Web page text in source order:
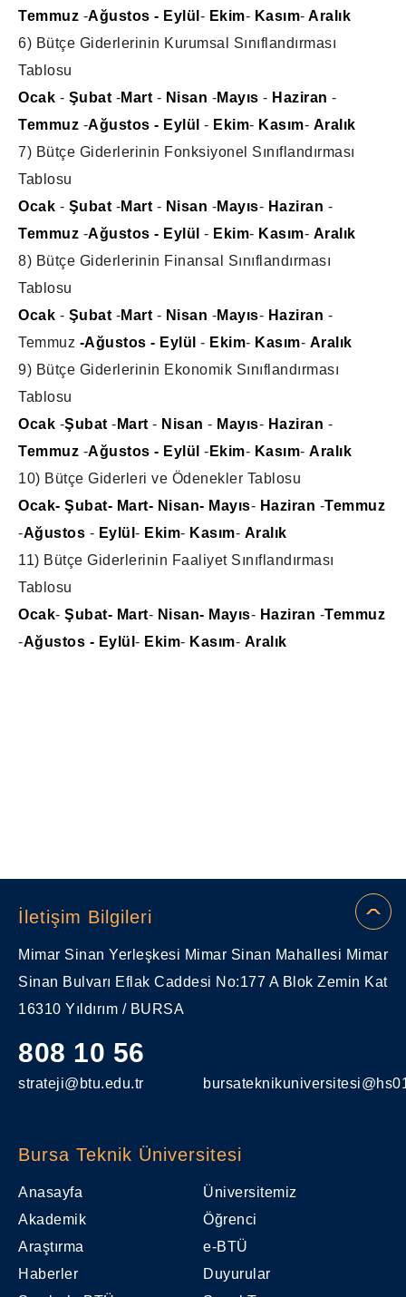
Temmuz -Ağustos - Eylül - Ekim- Kasım- Aralık
6) Bütçe Giderlerinin Kurumsal Sınıflandırması
Tablosu
Ocak - Şubat -Mart - Nisan -Mayıs - Haziran -
Temmuz -Ağustos - Eylül - Ekim- Kasım- Aralık
7) Bütçe Giderlerinin Fonksiyonel Sınıflandırması
Tablosu
Ocak - Şubat -Mart - Nisan -Mayıs- Haziran -
Temmuz -Ağustos - Eylül - Ekim- Kasım- Aralık
8) Bütçe Giderlerinin Finansal Sınıflandırması
Tablosu
Ocak - Şubat -Mart - Nisan -Mayıs- Haziran -
Temmuz -Ağustos - Eylül - Ekim- Kasım- Aralık
9) Bütçe Giderlerinin Ekonomik Sınıflandırması
Tablosu
Ocak -Şubat - Mart - Nisan - Mayıs- Haziran -
Temmuz -Ağustos - Eylül - Ekim- Kasım- Aralık
10) Bütçe Giderleri ve Ödenekler Tablosu
Ocak- Şubat- Mart- Nisan- Mayıs- Haziran -Temmuz
-Ağustos - Eylül - Ekim- Kasım- Aralık
11) Bütçe Giderlerinin Faaliyet Sınıflandırması
Tablosu
Ocak- Şubat- Mart- Nisan- Mayıs- Haziran -Temmuz
-Ağustos - Eylül - Ekim- Kasım- Aralık
İletişim Bilgileri
Mimar Sinan Yerleşkesi Mimar Sinan Mahallesi Mimar
Sinan Bulvarı Eflak Caddesi No:177 A Blok Zemin Kat
16310 Yıldırım / BURSA
808 10 56
strateji@btu.edu.tr
Bursa Teknik Üniversitesi
Anasayfa
Üniversitemiz
Akademik
Öğrenci
Araştırma
e-BTÜ
Haberler
Duyurular